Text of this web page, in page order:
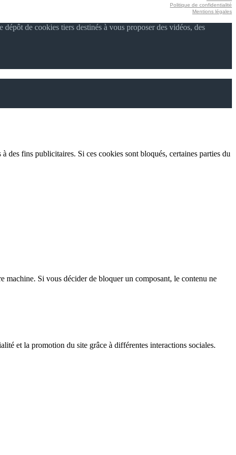
Politique de confidentialité
Mentions légales
de cookies tiers destinés à vous proposer des vidéos, des
des fins publicitaires. Si ces cookies sont bloqués, certaines parties du
Si vous décider de bloquer un composant, le contenu ne
et la promotion du site grâce à différentes interactions sociales.